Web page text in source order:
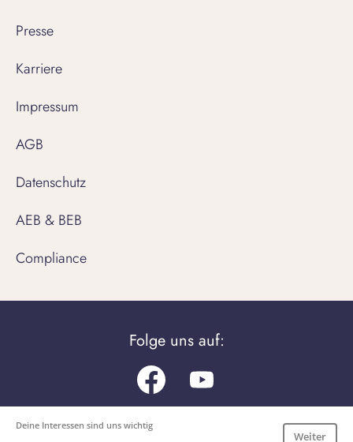
Presse
Karriere
Impressum
AGB
Datenschutz
AEB & BEB
Compliance
Folge uns auf:
FacebookYoutube.com
Unsere Apps
Deine Interessen sind uns wichtig
Weiter